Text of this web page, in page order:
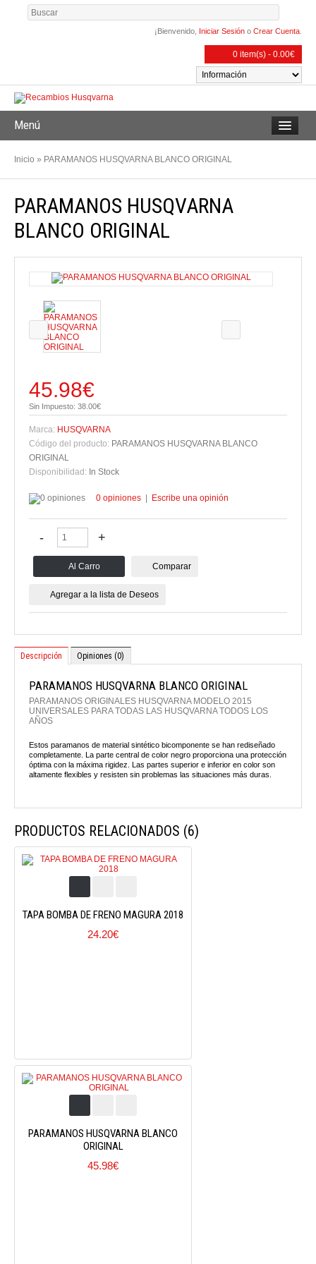
¡Bienvenido, Iniciar Sesión o Crear Cuenta
0 item(s) - 0.00€
Menú
Inicio » PARAMANOS HUSQVARNA BLANCO ORIGINAL
PARAMANOS HUSQVARNA
BLANCO ORIGINAL
45.98€
Sin Impuesto: 38.00€
Marca: HUSQVARNA
Código del producto: PARAMANOS HUSQVARNA BLANCO
ORIGINAL
Disponibilidad: In Stock
0 opiniones Escribe una opinión
Comparar
Agregar a la lista de Deseos
Descripción Opiniones (0)
PARAMANOS HUSQVARNA BLANCO ORIGINAL
PARAMANOS ORIGINALES HUSQVARNA MODELO 2015
UNIVERSALES PARA TODAS LAS HUSQVARNA TODOS LOS
AÑOS
Estos paramanos de material sintético bicomponente se han rediseñado
completamente. La parte central de color negro proporciona una protección
óptima con la máxima rigidez. Las partes superior e inferior en color son
altamente flexibles y resisten sin problemas las situaciones más duras.
PRODUCTOS RELACIONADOS (6)
TAPA BOMBA DE FRENO MAGURA 2018
24.20€
PARAMANOS HUSQVARNA BLANCO
ORIGINAL
45.98€